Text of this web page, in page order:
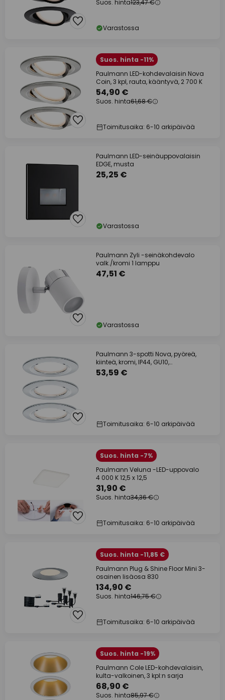
Suos. hinta123,47 €
Varastossa
Suos. hinta -11%
Paulmann LED-kohdevalaisin Nova
Coin, 3 kpl, rauta, kääntyvä, 2 700 K
54,90 €
Suos. hinta61,68 €
Toimitusaika: 6-10 arkipäivää
Paulmann LED-seinäuppovalaisin
EDGE, musta
25,25 €
Varastossa
Paulmann Zyli -seinäkohdevalo
valk./kromi 1 lamppu
47,51 €
Varastossa
Paulmann 3-spotti Nova, pyöreä,
kiinteä, kromi, IP44, GU10,
himmennettävä
53,59 €
Toimitusaika: 6-10 arkipäivää
Suos. hinta -7%
Paulmann Veluna -LED-uppovalo
4 000 K 12,5 x 12,5
31,90 €
Suos. hinta34,36 €
Toimitusaika: 6-10 arkipäivää
Suos. hinta -11,85 €
Paulmann Plug & Shine Floor Mini 3-
osainen lisäosa 830
134,90 €
Suos. hinta146,75 €
Toimitusaika: 6-10 arkipäivää
Suos. hinta -19%
Paulmann Cole LED-kohdevalaisin,
kulta-valkoinen, 3 kpl:n sarja
68,90 €
Suos. hinta85,97 €